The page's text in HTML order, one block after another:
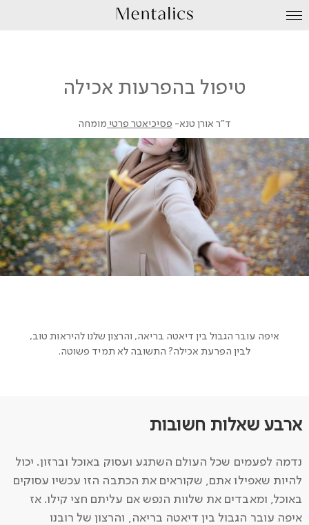
איפה עובר הגבול בין דיאטה בריאה, והרצון שלנו להיראות טוב,
לבין הפרעת אכילה? התשובה לא תמיד פשוטה.
ד"ר אורן טנא- פסיכיאטר פרטי מומחה
טיפול בהפרעות אכילה
ארבע שאלות חשובות
נדמה לפעמים שכל העולם השתגע ועסוק באוכל וברזון. יכול
להיות שאפילו אתם, שקוראים את הכתבה הזו עכשיו עסוקים
באוכל, ומאבדים את שלוות הנפש אם עליתם חצי קילו. אז
איפה עובר הגבול בין דיאטה בריאה, והרצון של רובנו